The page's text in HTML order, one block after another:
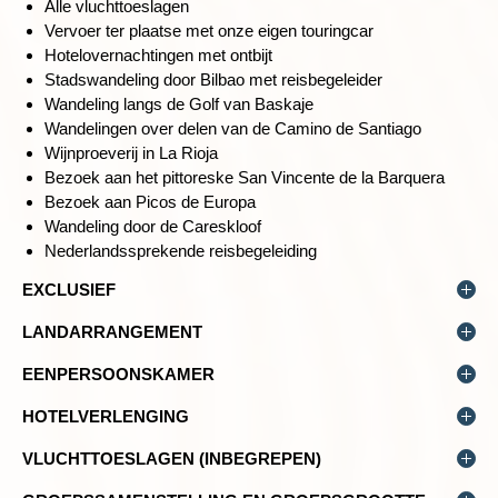
Afstand: 12 kilometer
Duur: +/- 4 uur
Hoogteverschil: +/- 130 meter
DE BELANGRIJKE EN PRACHTIGE WIJNSTREEK LA RIOJA
Dag 3 Bilbao - Navaridas - wandeling Laguardia
Alle vluchttoeslagen
Vervoer ter plaatse met onze eigen touringcar
Hotelovernachtingen met ontbijt
Stadswandeling door Bilbao met reisbegeleider
Wandeling langs de Golf van Baskaje
Wandelingen over delen van de Camino de Santiago
Wijnproeverij in La Rioja
Bezoek aan het pittoreske San Vincente de la Barquera
Bezoek aan Picos de Europa
Wandeling door de Careskloof
Nederlandssprekende reisbegeleiding
EXCLUSIEF
fooien, persoonlijke uitgaven, verzekeringen, ruimbagage
etc.
Bijdrage SGR € 5,- per persoon en calamiteitenfonds € 2,50
LANDARRANGEMENT
boekt dan zelf je vliegtickets. De prijzen voor dit
landarrangement zijn vanaf 1.595,-.
Houd bij de boeking van een landarrangement er rekening
EENPERSOONSKAMER
alleenreizende van hetzelfde geslacht. Wil je niet ingedeeld
worden met een andere deelnemer, dan kun je een
HOTELVERLENGING
verlengen.
VLUCHTTOESLAGEN (INBEGREPEN)